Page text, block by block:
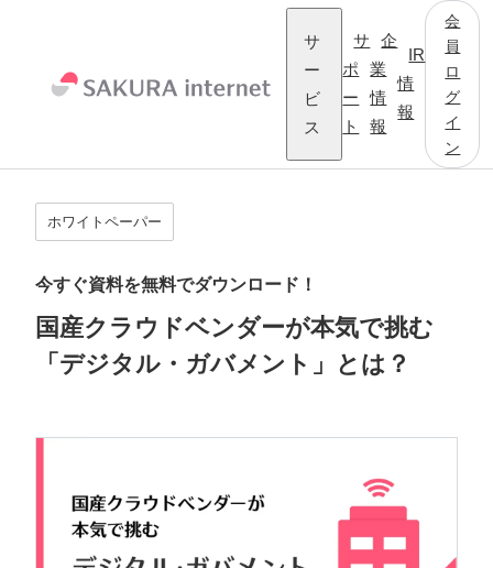
サ
ー
ビ
ス
サ
ポ
ー
ト
企
業
情
報
IR
情
報
会
員
ロ
グ
イ
ン
ホワイトペーパー
今すぐ資料を無料でダウンロード！
国産クラウドベンダーが本気で挑む
「デジタル・ガバメント」とは？